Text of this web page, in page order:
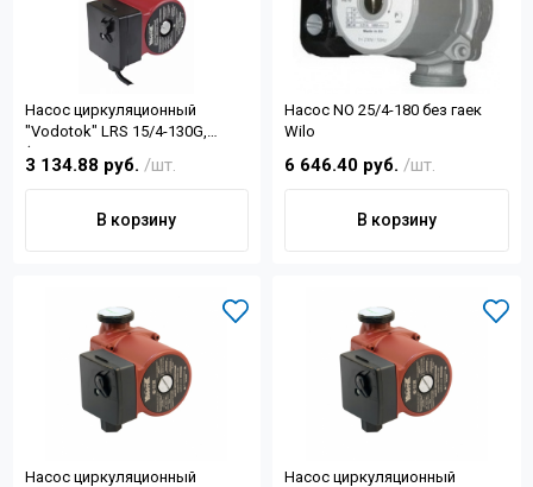
Насос циркуляционный
"Vodotok" LRS 15/4-130G,
(38/53/72Вт, 42 л/мин, Н-4м, 2
штуцера d 3/4")
3 134.88 руб. /шт.
В корзину
Насос NO 25/4-180 без гаек
Wilo
6 646.40 руб. /шт.
В корзину
Насос циркуляционный
Насос циркуляционный